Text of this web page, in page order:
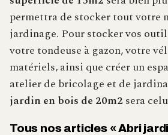
permettra de stocker tout votre
jardinage. Pour stocker vos
votre tondeuse à gazon, votre
matériels, ainsi que créer un
atelier de bricolage et de
jardin en bois de 20m2 sera
Tous nos articles « Abri